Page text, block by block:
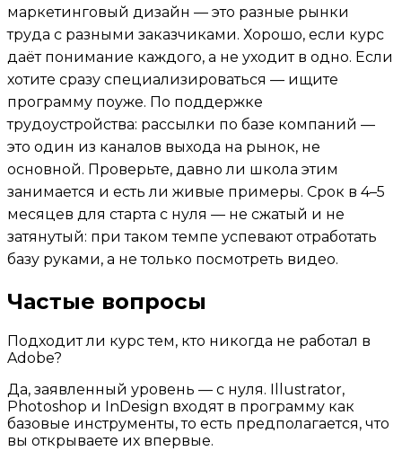
маркетинговый дизайн — это разные рынки
труда с разными заказчиками. Хорошо, если курс
даёт понимание каждого, а не уходит в одно. Если
хотите сразу специализироваться — ищите
программу поуже. По поддержке
трудоустройства: рассылки по базе компаний —
это один из каналов выхода на рынок, не
основной. Проверьте, давно ли школа этим
занимается и есть ли живые примеры. Срок в 4–5
месяцев для старта с нуля — не сжатый и не
затянутый: при таком темпе успевают отработать
базу руками, а не только посмотреть видео.
Частые вопросы
Подходит ли курс тем, кто никогда не работал в
Adobe?
Да, заявленный уровень — с нуля. Illustrator,
Photoshop и InDesign входят в программу как
базовые инструменты, то есть предполагается, что
вы открываете их впервые.